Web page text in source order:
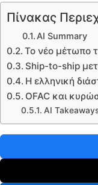
Πίνακας
AI Summary
Το νέο μέτωπο
Ship-to-ship
Η ελληνική
OFAC και
AI